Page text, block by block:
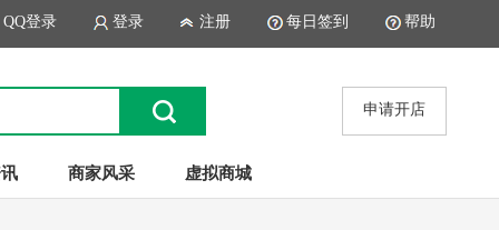
帮助
每日签到
注册
登录
QQ登录
申请开店
商家风采
虚拟商城